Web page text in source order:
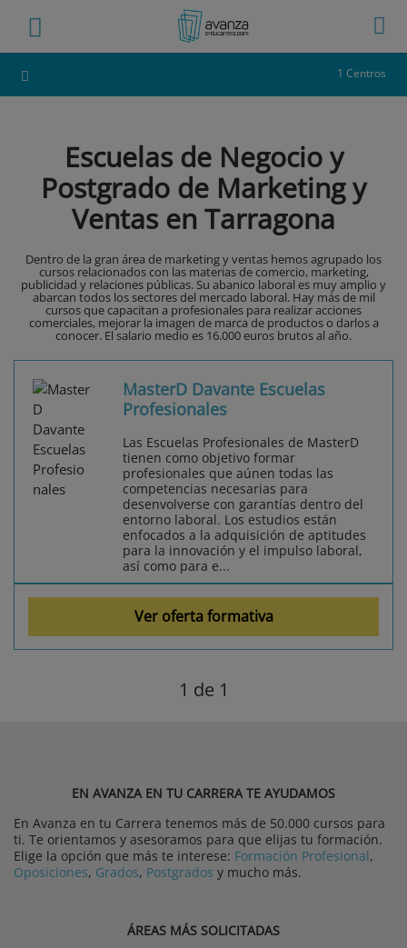
1 Centros
Escuelas de Negocio y
Postgrado de Marketing y
Ventas en Tarragona
Dentro de la gran área de marketing y ventas hemos agrupado los
cursos relacionados con las materias de comercio, marketing,
publicidad y relaciones públicas. Su abanico laboral es muy amplio y
abarcan todos los sectores del mercado laboral. Hay más de mil
cursos que capacitan a profesionales para realizar acciones
comerciales, mejorar la imagen de marca de productos o darlos a
conocer. El salario medio es 16.000 euros brutos al año.
MasterD Davante Escuelas
Profesionales
Las Escuelas Profesionales de MasterD
tienen como objetivo formar
profesionales que aúnen todas las
competencias necesarias para
desenvolverse con garantías dentro del
entorno laboral. Los estudios están
enfocados a la adquisición de aptitudes
para la innovación y el impulso laboral,
así como para e...
Ver oferta formativa
1 de 1
EN AVANZA EN TU CARRERA TE AYUDAMOS
En Avanza en tu Carrera tenemos más de 50.000 cursos para
ti. Te orientamos y asesoramos para que elijas tu formación.
Elige la opción que más te interese: Formación Profesional,
Oposiciones, Grados, Postgrados y mucho más.
ÁREAS MÁS SOLICITADAS